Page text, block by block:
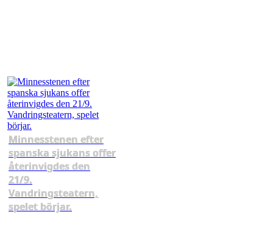
Minnesstenen efter
spanska sjukans offer
återinvigdes den
21/9.
Vandringsteatern,
spelet börjar.